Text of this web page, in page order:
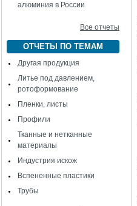
алюминия в России
Все отчеты
ОТЧЕТЫ ПО ТЕМАМ
Другая продукция
Литье под давлением,
ротоформование
Пленки, листы
Профили
Тканные и нетканные
материалы
Индустрия искож
Вспененные пластики
Трубы